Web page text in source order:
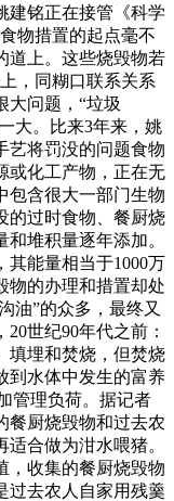
建铭正在接管《科学
物措置的起点毫不
道上。这些烧毁物若
，同糊口联系关系
大问题，“垃圾
大。比来3年来，姚
艺将罚没的问题食物
或化工产物，正在无
包含很大一部门生物
的过时食物、餐厨烧
堆积量逐年添加。
其能量相当于1000万
物的办理和措置却处
油”的众多，最终又
世纪90年代之前：
填埋和焚烧，但焚烧
到水体中发生的富养
管理负荷。据记者
餐厨烧毁物和过去农
合做为泔水喂猪。
，收集的餐厨烧毁物
过去农人自家用残羹